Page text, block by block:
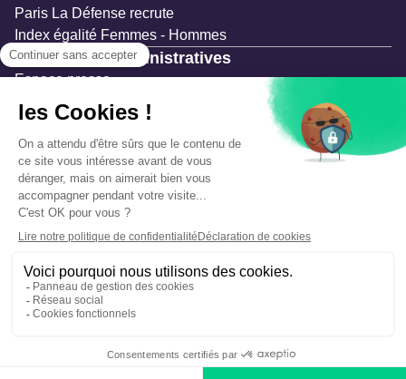
Paris La Défense recrute
Index égalité Femmes - Hommes
Ressources administratives
Espace presse
Documentation
Marchés publics
Appels à projets & avis d'attribution
Mesures de publicité
Concertations et enquêtes publiques
Précautions et sécurité
Plan de gestion des risques
Mentions légales
Données personnelles
Gestion des cookies